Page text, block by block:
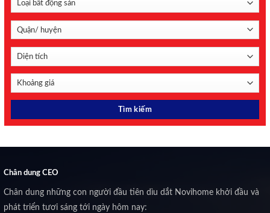
Chân dung CEO
Chân dung những con người đầu tiên dìu dắt Novihome khởi đầu và
phát triển tươi sáng tới ngày hôm nay: